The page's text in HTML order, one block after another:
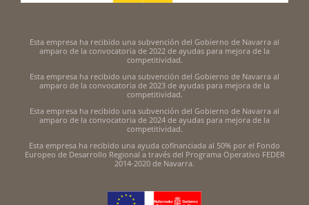
Esta empresa ha recibido una subvención del Gobierno de Navarra al
amparo de la convocatoria de 2022 de ayudas para mejora de la
competitividad.
Esta empresa ha recibido una subvención del Gobierno de Navarra al
amparo de la convocatoria de 2023 de ayudas para mejora de la
competitividad.
Esta empresa ha recibido una subvención del Gobierno de Navarra al
amparo de la convocatoria de 2024 de ayudas para mejora de la
competitividad.
Esta empresa ha recibido una ayuda cofinanciada al 50% por el Fondo
Europeo de Desarrollo Regional a través del Programa Operativo FEDER
2014-2020 de Navarra.